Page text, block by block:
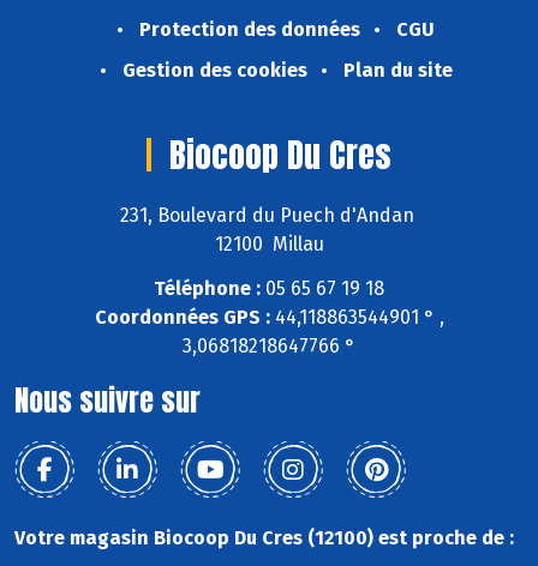
Protection des données
CGU
Gestion des cookies
Plan du site
Biocoop Du Cres
231, Boulevard du Puech d'Andan
12100 Millau
Téléphone : 05 65 67 19 18
Coordonnées GPS :44,118863544901 ° ,
3,06818218647766 °
Nous suivre sur
Votre magasin Biocoop Du Cres (12100) est proche de :